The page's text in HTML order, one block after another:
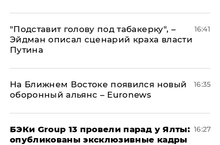
​"Подставит голову под табакерку", –
Эйдман описал сценарий краха власти
Путина
16:41
На Ближнем Востоке появился новый
оборонный альянс – Euronews
16:35
​БЭКи Group 13 провели парад у Ялты:
опубликованы эксклюзивные кадры
16:27